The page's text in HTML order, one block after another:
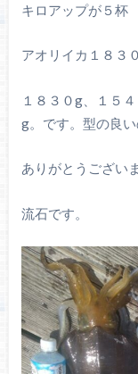
キロアップが５杯
アオリイカ１８３
１８３０g、１５
g。です。型の良い
ありがとうござい
流石です。